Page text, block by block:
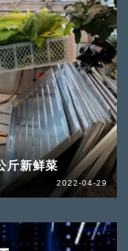
斤新鲜菜
2022-04-29